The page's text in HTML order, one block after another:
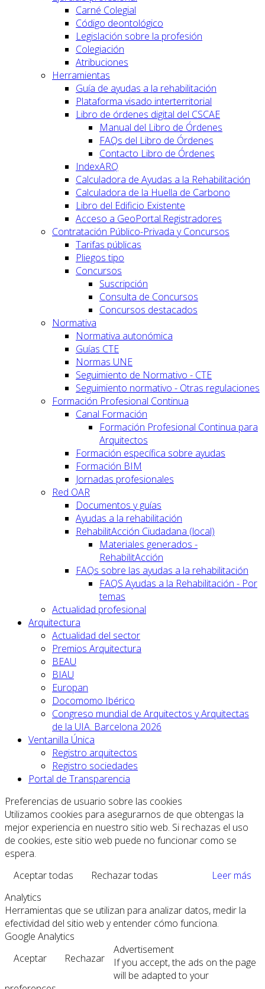
Carné Colegial
Código deontológico
Legislación sobre la profesión
Colegiación
Atribuciones
Herramientas
Guía de ayudas a la rehabilitación
Plataforma visado interterritorial
Libro de órdenes digital del CSCAE
Manual del Libro de Órdenes
FAQs del Libro de Órdenes
Contacto Libro de Órdenes
IndexARQ
Calculadora de Ayudas a la Rehabilitación
Calculadora de la Huella de Carbono
Libro del Edificio Existente
Acceso a GeoPortal.Registradores
Contratación Público-Privada y Concursos
Tarifas públicas
Pliegos tipo
Concursos
Suscripción
Consulta de Concursos
Concursos destacados
Normativa
Normativa autonómica
Guías CTE
Normas UNE
Seguimiento de Normativo - CTE
Seguimiento normativo - Otras regulaciones
Formación Profesional Continua
Canal Formación
Formación Profesional Continua para
Arquitectos
Formación específica sobre ayudas
Formación BIM
Jornadas profesionales
Red OAR
Documentos y guías
Ayudas a la rehabilitación
RehabilitAcción Ciudadana (local)
Materiales generados -
RehabilitAcción
FAQs sobre las ayudas a la rehabilitación
FAQS Ayudas a la Rehabilitación - Por
temas
Actualidad profesional
Arquitectura
Actualidad del sector
Premios Arquitectura
BEAU
BIAU
Europan
Docomomo Ibérico
Congreso mundial de Arquitectos y Arquitectas
de la UIA. Barcelona 2026
Ventanilla Única
Registro arquitectos
Registro sociedades
Portal de Transparencia
Preferencias de usuario sobre las cookies
Utilizamos cookies para asegurarnos de que obtengas la
mejor experiencia en nuestro sitio web. Si rechazas el uso
de cookies, este sitio web puede no funcionar como se
espera.
Aceptar todas
Rechazar todas
Leer más
Analytics
Herramientas que se utilizan para analizar datos, medir la
efectividad del sitio web y entender cómo funciona.
Google Analytics
Aceptar
Rechazar
Advertisement
If you accept, the ads on the page
will be adapted to your